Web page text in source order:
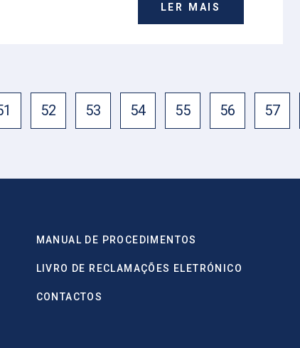
LER MAIS
52 53 54 55 56 57
MANUAL DE PROCEDIMENTOS
LIVRO DE RECLAMAÇÕES ELETRÓNICO
CONTACTOS